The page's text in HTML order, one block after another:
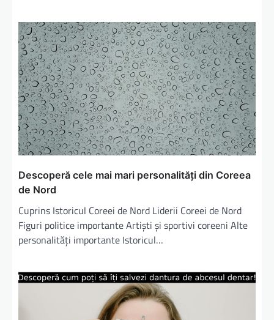
Descoperă cele mai mari personalități din Coreea
de Nord
Cuprins Istoricul Coreei de Nord Liderii Coreei de Nord
Figuri politice importante Artiști și sportivi coreeni Alte
personalități importante Istoricul…